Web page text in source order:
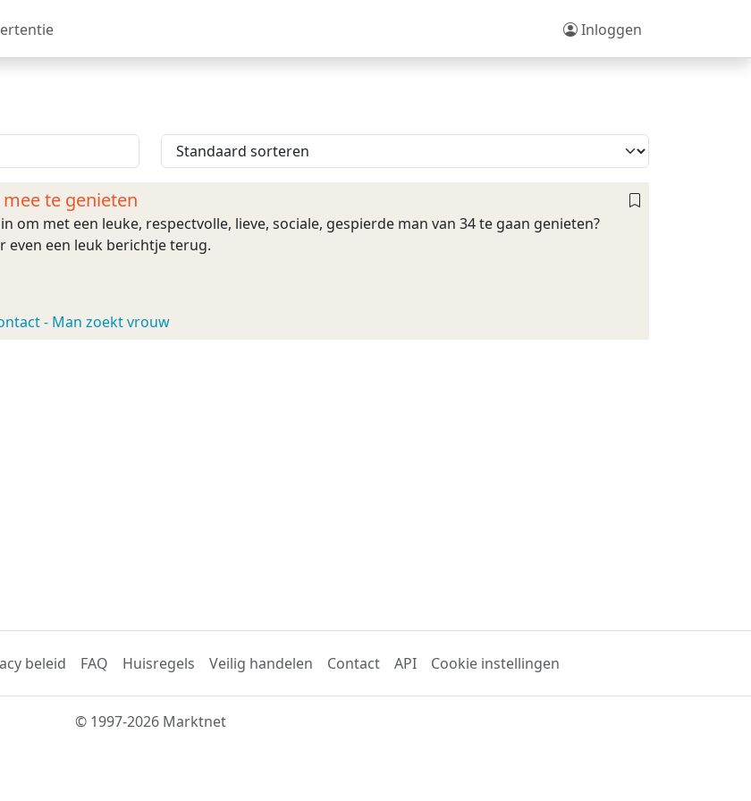
Inloggen
te genieten
om met een leuke, respectvolle, lieve, sociale, gespierde man van 34 te gaan genieten?
even een leuk berichtje terug.
- Man zoekt vrouw
beleid FAQ Huisregels Veilig handelen Contact API Cookie instellingen
© 1997-2026 Marktnet